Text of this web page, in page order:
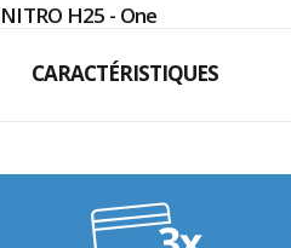
NITRO H25 - One
CARACTÉRISTIQUES